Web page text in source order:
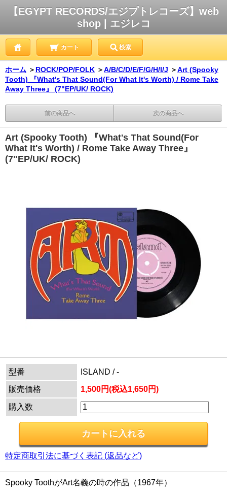
【EGYPT RECORDS/エジプトレコーズ】web
shop | エジレコ
カート 検索
ホーム ＞ ROCK/POP/FOLK ＞A/B/C/D/E/F/G/H/I/J ＞Art (Spooky
Tooth) 『What's That Sound(For What It's Worth) / Rome Take
Away Three』 (7"EP/UK/ ROCK)
前の商品へ 次の商品へ
Art (Spooky Tooth) 『What's That Sound(For
What It's Worth) / Rome Take Away Three』
(7"EP/UK/ ROCK)
型番
ISLAND / -
販売価格
1,500円(税込1,650円)
購入数
特定商取引法に基づく表記 (返品など)
Spooky ToothがArt名義の時の作品（1967年）